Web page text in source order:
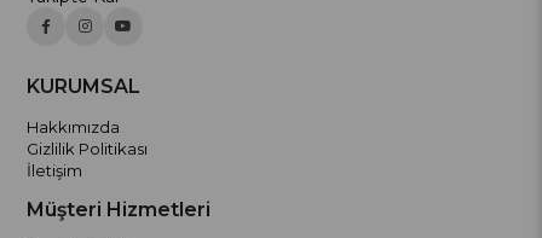
KURUMSAL
Hakkımızda
Gizlilik Politikası
İletişim
Müşteri Hizmetleri